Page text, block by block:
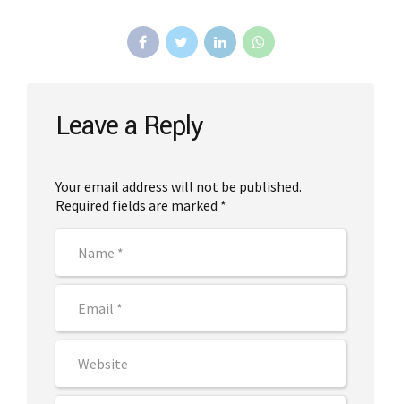
Leave a Reply
Your email address will not be published.
Required fields are marked *